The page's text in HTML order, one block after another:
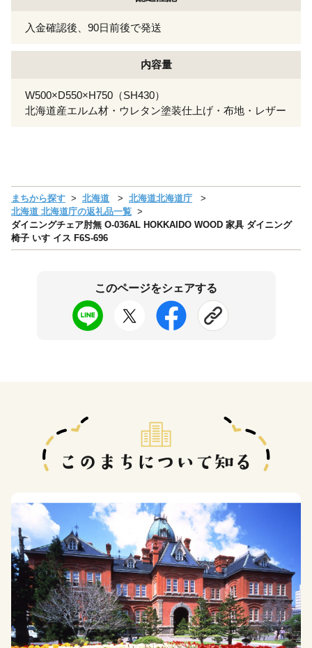
入金確認後、90日前後で発送
内容量
W500×D550×H750（SH430）
北海道産エルム材・ウレタン塗装仕上げ・布地・レザー
まちから探す 北海道
北海道北海道庁
北海道 北海道庁の返礼品一覧
ダイニングチェア肘無 O-036AL HOKKAIDO WOOD 家具 ダイニング
椅子 いす イス F6S-696
このページをシェアする